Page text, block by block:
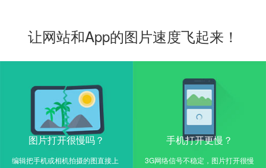
让网站和App的图片速度飞起来！
图片打开很慢吗？
编辑把手机或相机拍摄的图直接上
手机打开更慢？
3G网络信号不稳定，图片打开很慢